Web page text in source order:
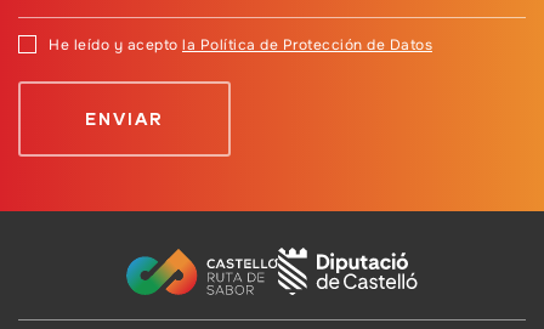
He leído y acepto la Política de Protección de Datos